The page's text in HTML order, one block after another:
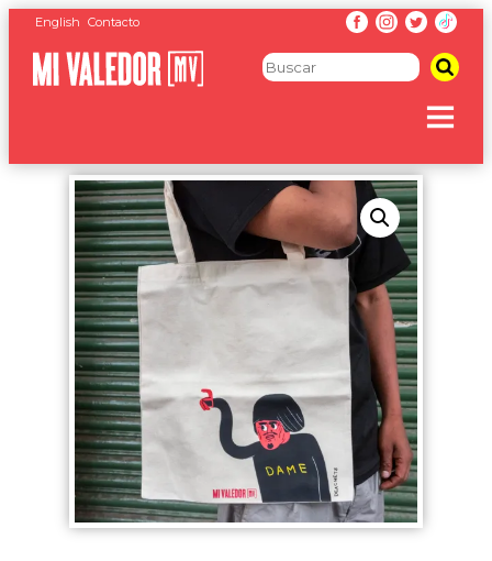
English Contacto